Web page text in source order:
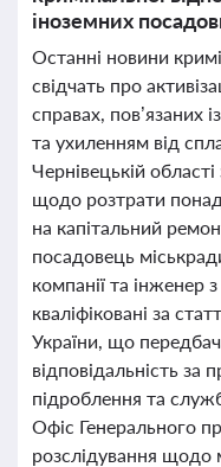
іноземних
Останні новини
свідчать про
справах, пов’язаних
та ухиленням від
Чернівецькій
щодо розтрати
на капітальний
посадовець
компанії та інженер з
кваліфіковані за
України, що
відповідальність
підроблення та
Офіс Генерального
розслідування щодо